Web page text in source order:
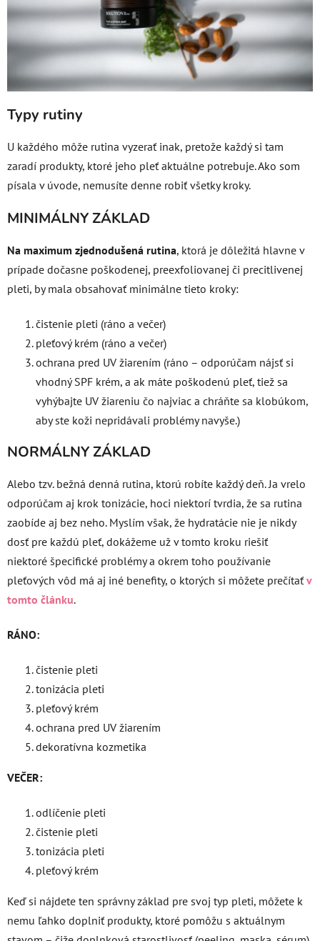
Typy rutiny
U každého môže rutina vyzerať inak, pretože každý si tam
zaradí produkty, ktoré jeho pleť aktuálne potrebuje. Ako som
písala v úvode, nemusíte denne robiť všetky kroky.
MINIMÁLNY ZÁKLAD
Na maximum zjednodušená rutina, ktorá je dôležitá hlavne v
prípade dočasne poškodenej, preexfoliovanej či precitlivenej
pleti, by mala obsahovať minimálne tieto kroky:
čistenie pleti (ráno a večer)
pleťový krém (ráno a večer)
ochrana pred UV žiarením (ráno – odporúčam nájsť si
vhodný SPF krém, a ak máte poškodenú pleť, tiež sa
vyhýbajte UV žiareniu čo najviac a chráňte sa klobúkom,
aby ste koži nepridávali problémy navyše.)
NORMÁLNY ZÁKLAD
Alebo tzv. bežná denná rutina, ktorú robíte každý deň. Ja vrelo
odporúčam aj krok tonizácie, hoci niektorí tvrdia, že sa rutina
zaobíde aj bez neho. Myslím však, že hydratácie nie je nikdy
dosť pre každú pleť, dokážeme už v tomto kroku riešiť
niektoré špecifické problémy a okrem toho používanie
pleťových vôd má aj iné benefity, o ktorých si môžete prečítať v
tomto článku.
RÁNO:
čistenie pleti
tonizácia pleti
pleťový krém
ochrana pred UV žiarením
dekoratívna kozmetika
VEČER:
odlíčenie pleti
čistenie pleti
tonizácia pleti
pleťový krém
Keď si nájdete ten správny základ pre svoj typ pleti, môžete k
nemu ľahko doplniť produkty, ktoré pomôžu s aktuálnym